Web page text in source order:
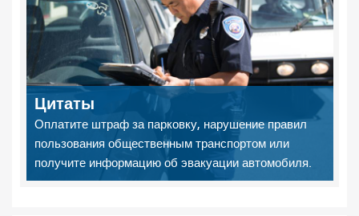
Цитаты
Оплатите штраф за парковку, нарушение правил
пользования общественным транспортом или
получите информацию об эвакуации автомобиля.